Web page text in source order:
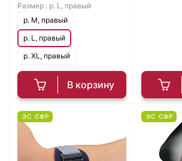
В корзину
Размер : р. L, правый
р. M, правый
р. L, правый
р. XL, правый
ЭС СФР ЭС СФР